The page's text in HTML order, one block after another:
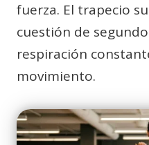
fuerza. El trapecio
cuestión de
respiración
movimiento.